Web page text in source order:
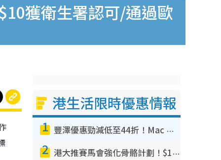
獲衛生署認可/通過歐
港生活限時優惠情報
1 豐澤優惠勁減低至44折！Mac mini/iPhone17Pro大減價！廚房家電$220起
2 港大推賽馬會強化骨骼計劃！$100骨質密度X光檢查 完成免費運動訓練送超市禮券！附參加資格